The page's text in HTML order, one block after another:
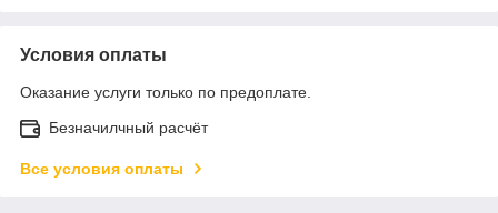
Условия оплаты
Оказание услуги только по предоплате.
Безначилчный расчёт
Все условия оплаты